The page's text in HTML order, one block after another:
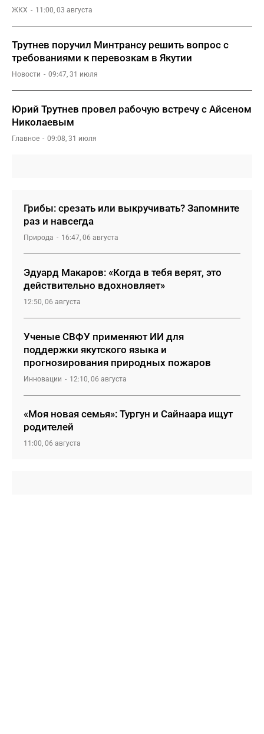
ЖКХ 11:00, 03 августа
Трутнев поручил Минтрансу решить вопрос с
требованиями к перевозкам в Якутии
Новости 09:47, 31 июля
Юрий Трутнев провел рабочую встречу с Айсеном
Николаевым
Главное 09:08, 31 июля
Грибы: срезать или выкручивать? Запомните
раз и навсегда
Природа 16:47, 06 августа
Эдуард Макаров: «Когда в тебя верят, это
действительно вдохновляет»
12:50, 06 августа
Ученые СВФУ применяют ИИ для
поддержки якутского языка и
прогнозирования природных пожаров
Инновации 12:10, 06 августа
«Моя новая семья»: Тургун и Сайнаара ищут
родителей
11:00, 06 августа